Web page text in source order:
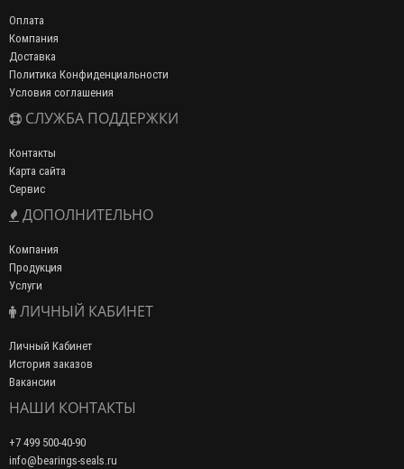
Оплата
Компания
Доставка
Политика Конфиденциальности
Условия соглашения
СЛУЖБА ПОДДЕРЖКИ
Контакты
Карта сайта
Сервис
ДОПОЛНИТЕЛЬНО
Компания
Продукция
Услуги
ЛИЧНЫЙ КАБИНЕТ
Личный Кабинет
История заказов
Вакансии
НАШИ КОНТАКТЫ
+7 499 500-40-90
info@bearings-seals.ru